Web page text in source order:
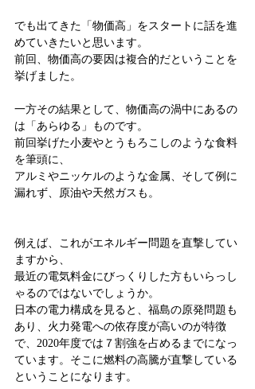
でも出てきた「物価高」をスタートに話を進
めていきたいと思います。
前回、物価高の要因は複合的だということを
挙げました。
一方その結果として、物価高の渦中にあるの
は「あらゆる」ものです。
前回挙げた小麦やとうもろこしのような食料
を筆頭に、
アルミやニッケルのような金属、そして例に
漏れず、原油や天然ガスも。
例えば、これがエネルギー問題を直撃してい
ますから、
最近の電気料金にびっくりした方もいらっし
ゃるのではないでしょうか。
日本の電力構成を見ると、福島の原発問題も
あり、火力発電への依存度が高いのが特徴
で、2020年度では７割強を占めるまでになっ
ています。そこに燃料の高騰が直撃している
ということになります。